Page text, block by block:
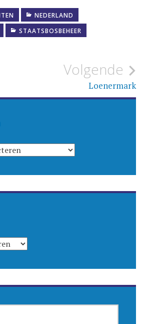
NEDERLAND
STAATSBOSBEHEER
Volgende
Loenermark